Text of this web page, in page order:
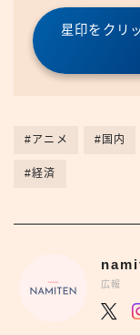
星印をクリ
#アニメ #国内
#経済
広報